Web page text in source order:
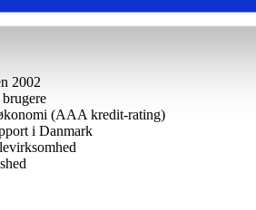
automatisk
2002
(AAA kredit-rating)
i Danmark